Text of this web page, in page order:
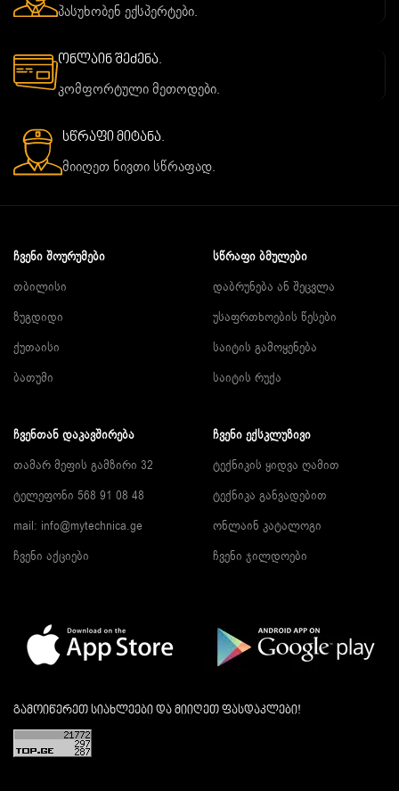
პასუხობენ ექსპერტები.
ონლაინ შეძენა.
კომფორტული მეთოდები.
სწრაფი მიტანა.
მიიღეთ ნივთი სწრაფად.
ᲩᲕᲔᲜᲘ ᲨᲝᲣᲠᲣᲛᲔᲑᲘ
თბილისი
ზუგდიდი
ქუთაისი
ბათუმი
ᲡᲬᲠᲐᲤᲘ ᲑᲛᲣᲚᲔᲑᲘ
დაბრუნება ან შეცვლა
უსაფრთხოების წესები
საიტის გამოყენება
საიტის რუქა
ᲩᲕᲔᲜᲗᲐᲜ ᲓᲐᲙᲐᲕᲨᲘᲠᲔᲑᲐ
თამარ მეფის გამზირი 32
ტელეფონი 568 91 08 48
mail: info@mytechnica.ge
ჩვენი აქციები
ᲩᲕᲔᲜᲘ ᲔᲥᲡᲙᲚᲣᲖᲘᲕᲘ
ტექნიკის ყიდვა ღამით
ტექნიკა განვადებით
ონლაინ კატალოგი
ჩვენი ჯილდოები
გამოიწერეთ სიახლეები და მიიღეთ ფასდაკლები!